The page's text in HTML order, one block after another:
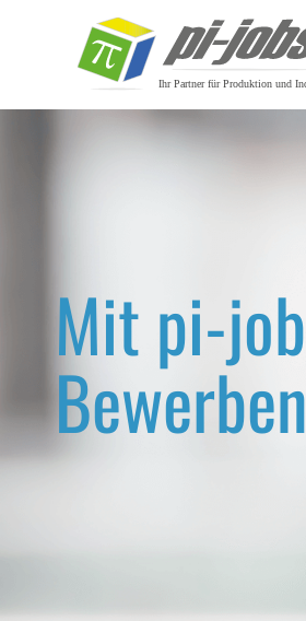
Zum Inhalt springen
Mit pi-